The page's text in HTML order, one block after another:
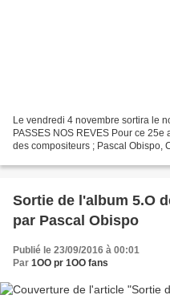
Le vendredi 4 novembre sortira le
PASSES NOS REVES Pour ce
des compositeurs ; Pascal Obispo,
Sortie de l'album 5.O
par Pascal Obispo
Publié le 23/09/2016 à 00:01
Par 1OO pr 1OO fans